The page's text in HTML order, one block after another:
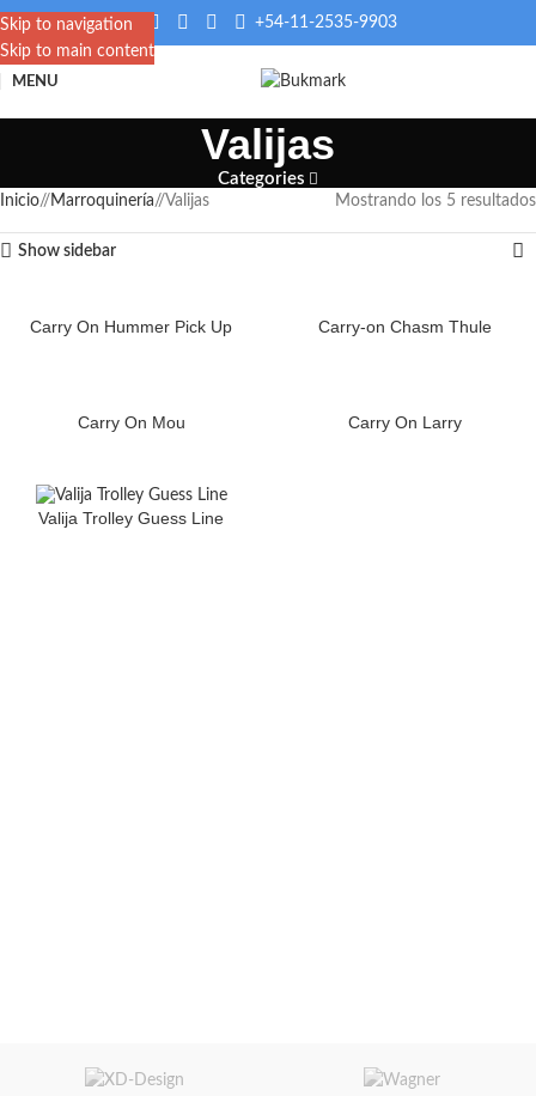
Skip to navigation
Skip to main content
+54-11-2535-9903
MENU
Valijas
Categories
Inicio/ Marroquinería/ Valijas Mostrando los 5 resultados
Show sidebar
Carry On Hummer Pick Up Carry-on Chasm Thule
Carry On Mou Carry On Larry
Valija Trolley Guess Line